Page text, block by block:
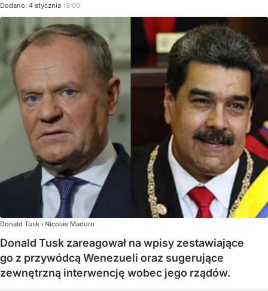
Dodano: 4 stycznia 18:00
Donald Tusk i Nicolás Maduro
Donald Tusk zareagował na wpisy zestawiające
go z przywódcą Wenezueli oraz sugerujące
zewnętrzną interwencję wobec jego rządów.